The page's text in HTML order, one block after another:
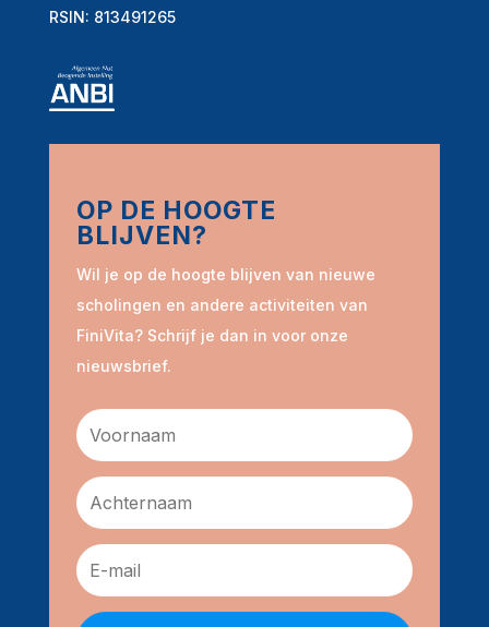
RSIN: 813491265
OP DE HOOGTE
BLIJVEN?
Wil je op de hoogte blijven van nieuwe
scholingen en andere activiteiten van
FiniVita? Schrijf je dan in voor onze
nieuwsbrief.